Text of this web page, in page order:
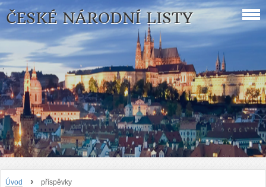
ČESKÉ NÁRODNÍ LISTY
Úvod › příspěvky